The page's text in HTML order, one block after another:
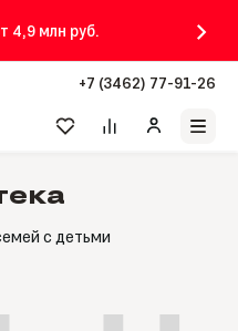
4,9 млн руб.
+7 (3462) 77-91-26
с детьми